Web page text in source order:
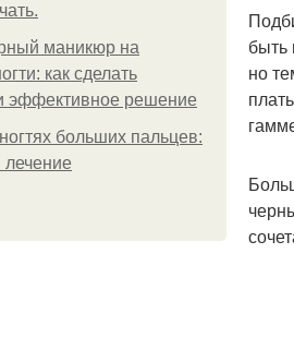
маникюр на
как сделать
эффективное решение
больших пальцев:
быть
но